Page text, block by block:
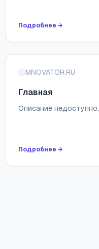
Подробнее →
MNOVATOR.RU
Главная
Описание недоступно.
Подробнее →